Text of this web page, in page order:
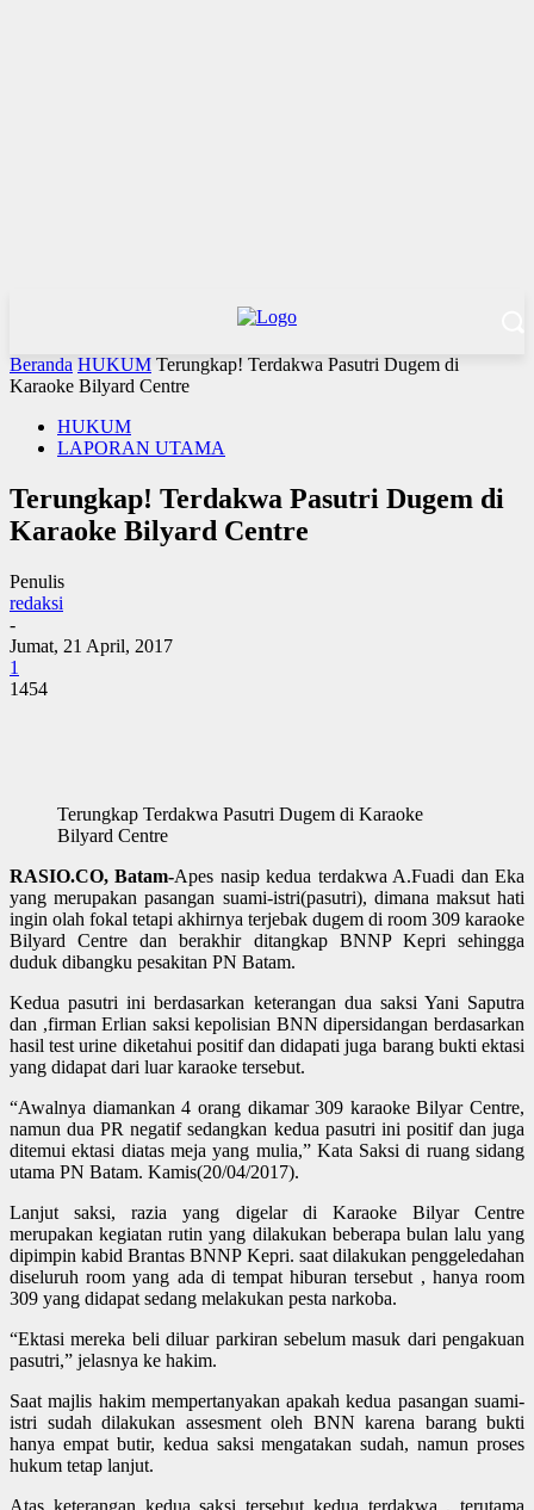
Beranda HUKUM Terungkap! Terdakwa Pasutri Dugem di
Karaoke Bilyard Centre
HUKUM
LAPORAN UTAMA
Terungkap! Terdakwa Pasutri Dugem di
Karaoke Bilyard Centre
Penulis
redaksi
-
Jumat, 21 April, 2017
1
1454
Terungkap Terdakwa Pasutri Dugem di Karaoke
Bilyard Centre
RASIO.CO, Batam-Apes nasip kedua terdakwa A.Fuadi dan Eka
yang merupakan pasangan suami-istri(pasutri), dimana maksut hati
ingin olah fokal tetapi akhirnya terjebak dugem di room 309 karaoke
Bilyard Centre dan berakhir ditangkap BNNP Kepri sehingga
duduk dibangku pesakitan PN Batam.
Kedua pasutri ini berdasarkan keterangan dua saksi Yani Saputra
dan ,firman Erlian saksi kepolisian BNN dipersidangan berdasarkan
hasil test urine diketahui positif dan didapati juga barang bukti ektasi
yang didapat dari luar karaoke tersebut.
“Awalnya diamankan 4 orang dikamar 309 karaoke Bilyar Centre,
namun dua PR negatif sedangkan kedua pasutri ini positif dan juga
ditemui ektasi diatas meja yang mulia,” Kata Saksi di ruang sidang
utama PN Batam. Kamis(20/04/2017).
Lanjut saksi, razia yang digelar di Karaoke Bilyar Centre
merupakan kegiatan rutin yang dilakukan beberapa bulan lalu yang
dipimpin kabid Brantas BNNP Kepri. saat dilakukan penggeledahan
diseluruh room yang ada di tempat hiburan tersebut , hanya room
309 yang didapat sedang melakukan pesta narkoba.
“Ektasi mereka beli diluar parkiran sebelum masuk dari pengakuan
pasutri,” jelasnya ke hakim.
Saat majlis hakim mempertanyakan apakah kedua pasangan suami-
istri sudah dilakukan assesment oleh BNN karena barang bukti
hanya empat butir, kedua saksi mengatakan sudah, namun proses
hukum tetap lanjut.
Atas keterangan kedua saksi tersebut kedua terdakwa , terutama